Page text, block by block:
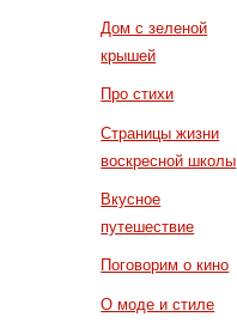
Дом с зеленой
крышей
Про стихи
Страницы жизни
воскресной школы
Вкусное
путешествие
Поговорим о кино
О моде и стиле